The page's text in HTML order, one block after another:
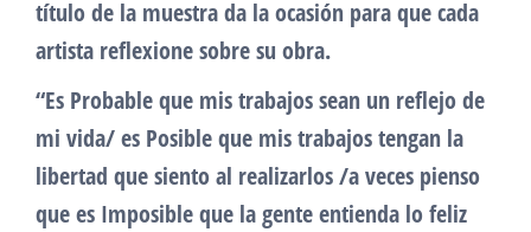
título de la muestra da la ocasión para que cada
artista reflexione sobre su obra.
“Es Probable que mis trabajos sean un reflejo de
mi vida/ es Posible que mis trabajos tengan la
libertad que siento al realizarlos /a veces pienso
que es Imposible que la gente entienda lo feliz